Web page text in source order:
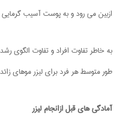
ازبین می رود و به پوست آسیب
به خاطر تفاوت افراد و تفاوت الگوی
طور متوسط هر فرد برای لیزر موهای زائد بین ۳ تا ۷ جلسه
آمادگی های قبل ازانجام لیزر